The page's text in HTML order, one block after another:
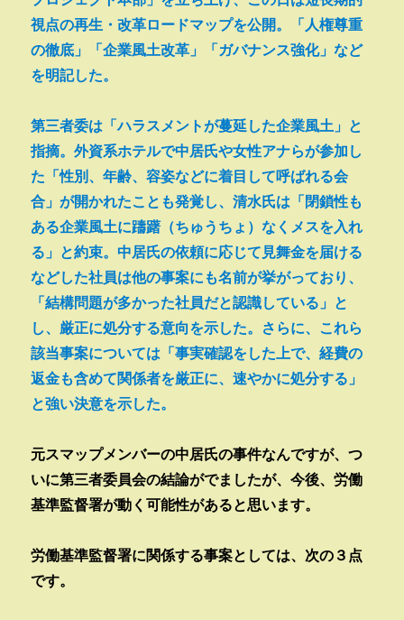
視点の再生・改革ロードマップを公開。「人権尊重
の徹底」「企業風土改革」「ガバナンス強化」など
を明記した。
第三者委は「ハラスメントが蔓延した企業風土」と
指摘。外資系ホテルで中居氏や女性アナらが参加し
た「性別、年齢、容姿などに着目して呼ばれる会
合」が開かれたことも発覚し、清水氏は「閉鎖性も
ある企業風土に躊躇（ちゅうちょ）なくメスを入れ
る」と約束。中居氏の依頼に応じて見舞金を届ける
などした社員は他の事案にも名前が挙がっており、
「結構問題が多かった社員だと認識している」と
し、厳正に処分する意向を示した。さらに、これら
該当事案については「事実確認をした上で、経費の
返金も含めて関係者を厳正に、速やかに処分する」
と強い決意を示した。
元スマップメンバーの中居氏の事件なんですが、つ
いに第三者委員会の結論がでましたが、今後、労働
基準監督署が動く可能性があると思います。
労働基準監督署に関係する事案としては、次の３点
です。